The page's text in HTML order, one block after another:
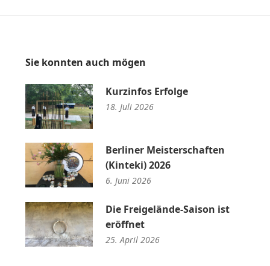
Sie konnten auch mögen
Kurzinfos Erfolge
18. Juli 2026
Berliner Meisterschaften
(Kinteki) 2026
6. Juni 2026
Die Freigelände-Saison ist
eröffnet
25. April 2026